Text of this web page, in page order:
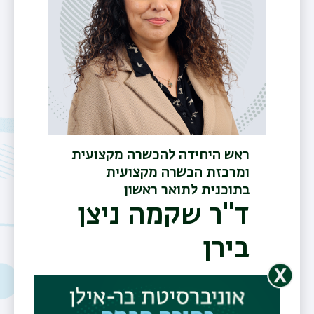
ראש היחידה להכשרה מקצועית
ומרכזת הכשרה מקצועית
בתוכנית לתואר ראשון
ד"ר שקמה ניצן
בירן
טלפון